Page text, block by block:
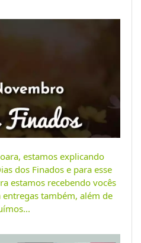
estamos explicando
dos Finados e para esse
estamos recebendo vocês
também, além de